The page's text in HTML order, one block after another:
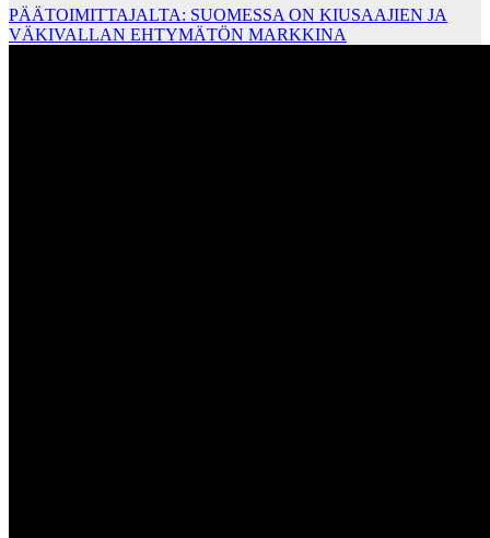
PÄÄTOIMITTAJALTA: SUOMESSA ON KIUSAAJIEN JA
VÄKIVALLAN EHTYMÄTÖN MARKKINA